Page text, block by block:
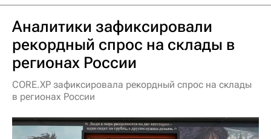
Аналитики зафиксировали
рекордный спрос на склады в
регионах России
CORE.XP зафиксировала рекордный спрос на склады
в регионах России